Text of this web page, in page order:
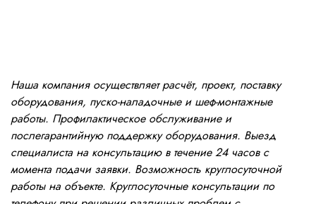
Наша компания осуществляет расчёт, проект, поставку
оборудования, пуско-наладочные и шеф-монтажные
работы. Профилактическое обслуживание и
послегарантийную поддержку оборудования. Выезд
специалиста на консультацию в течение 24 часов с
момента подачи заявки. Возможность круглосуточной
работы на объекте. Круглосуточные консультации по